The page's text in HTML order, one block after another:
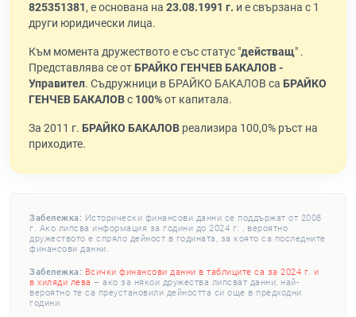
825351381, е основана на 23.08.1991 г. и е свързана с 1
други юридически лица.
Към момента дружеството е със статус "действащ" .
Представлява се отБРАЙКО ГЕНЧЕВ БАКАЛОВ -
Управител. Съдружници в БРАЙКО БАКАЛОВ са БРАЙКО
ГЕНЧЕВ БАКАЛОВс 100%от капитала.
За 2011 г. БРАЙКО БАКАЛОВ реализира 100,0% ръст на
приходите.
Забележка: Исторически финансови данни се поддържат от 2008
г. Ако липсва информация за години до 2024 г. , вероятно
дружеството е спряло дейност в годината, за която са последните
финансови данни.
Забележка: Всички финансови данни в таблиците са за 2024 г. и
в хиляди лева – ако за някои дружества липсват данни, най-
вероятно те са преустановили дейността си още в предходни
години.